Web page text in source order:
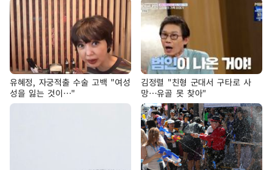
유혜정, 자궁적출 수술 고백 "여성
성을 잃는 것이…"
김정렬 "친형 군대서 구타로 사
망…유골 못 찾아"